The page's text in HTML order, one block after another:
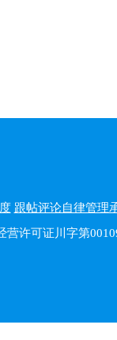
跟帖评论自律管理
营许可证川字第